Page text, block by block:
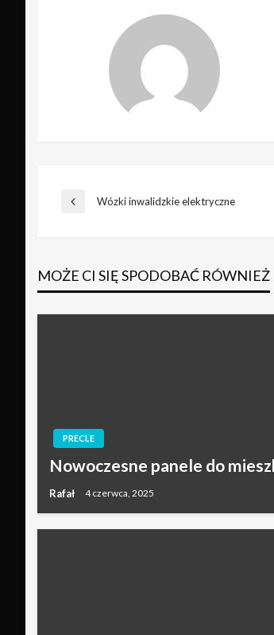
Nawigacja
Poprzedni
Wózki inwalidzkie elektryczne
MOŻE CI SIĘ SPODOBAĆ RÓWNIEŻ
PRECLE
Nowoczesne panele do
Rafał 4 czerwca, 2025